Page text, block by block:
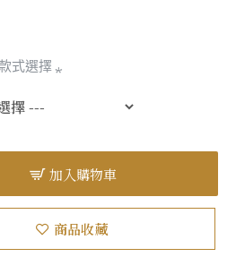
式選擇
加入購物車
商品收藏